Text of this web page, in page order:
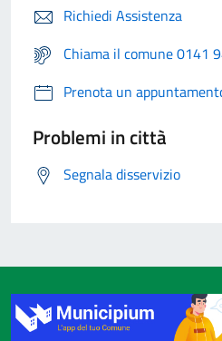
Richiedi Assistenza
Chiama il comune 0141
Prenota un
Problemi in città
Segnala disservizio